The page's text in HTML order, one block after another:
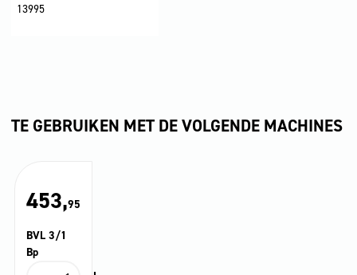
13995
TE GEBRUIKEN MET DE VOLGENDE MACHINES
453,95
BVL 3/1
Bp